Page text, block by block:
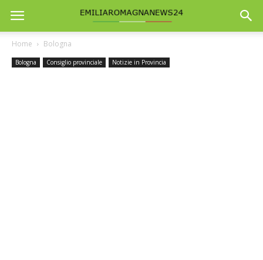
Home Bologna
Bologna Consiglio provinciale Notizie in Provincia